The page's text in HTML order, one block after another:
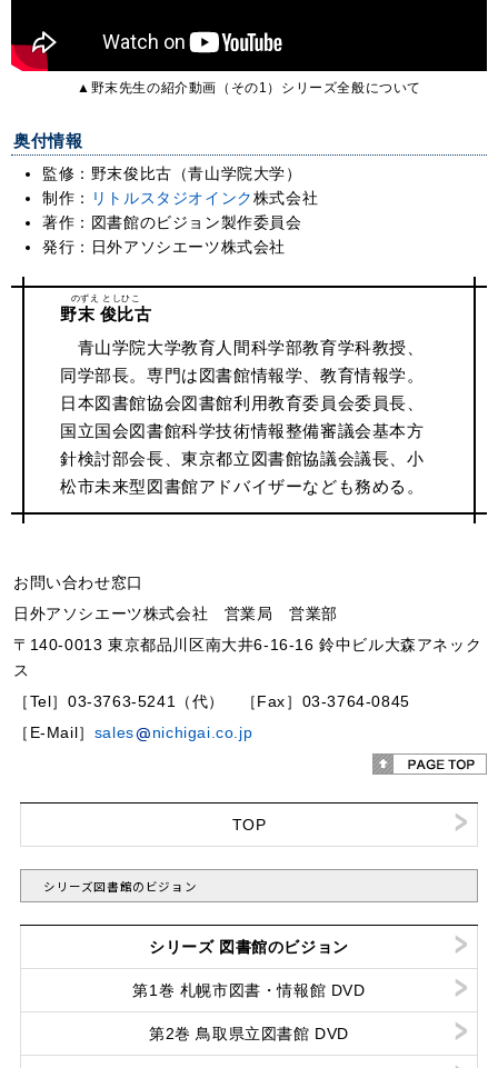
▲野末先生の紹介動画（その1）シリーズ全般について
奥付情報
監修：野末俊比古（青山学院大学）
制作：
リトルスタジオインク株式会社
著作：図書館のビジョン製作委員会
発行：日外アソシエーツ株式会社
野末 俊比古
青山学院大学教育人間科学部教育学科教授、
同学部長。専門は図書館情報学、教育情報学。
日本図書館協会図書館利用教育委員会委員長、
国立国会図書館科学技術情報整備審議会基本方
針検討部会長、東京都立図書館協議会議長、小
松市未来型図書館アドバイザーなども務める。
お問い合わせ窓口
日外アソシエーツ株式会社 営業局 営業部
〒140-0013 東京都品川区南大井6-16-16 鈴中ビル大森アネック
ス
［Tel］03-3763-5241（代） ［Fax］03-3764-0845
［E-Mail］ sales nichigai.co.jp
TOP
シリーズ図書館のビジョン
シリーズ 図書館のビジョン
第1巻 札幌市図書・情報館 DVD
第2巻 鳥取県立図書館 DVD